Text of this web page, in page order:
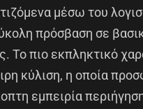
μέσω του
πρόσβαση σε
Το πιο εκπληκτικό
κύλιση, η οποία
εμπειρία